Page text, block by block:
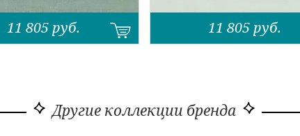
11 805 руб. 11 805 руб.
Другие коллекции бренда